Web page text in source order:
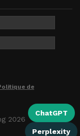
ChatGPT
Perplexity
de
2026